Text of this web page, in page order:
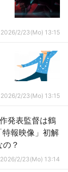
2026/2/23(Mo) 13:15
2026/2/23(Mo) 13:15
発表監督は鶴
報映像」初解
の？
2026/2/23(Mo) 13:14